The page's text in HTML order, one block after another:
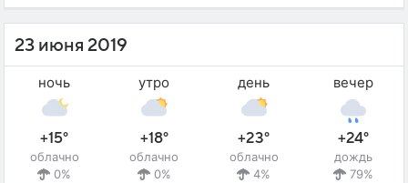
23 июня 2019
ночь
+15°
облачно
0%
утро
+18°
облачно
0%
день
+23°
облачно
4%
вечер
+24°
дождь
79%